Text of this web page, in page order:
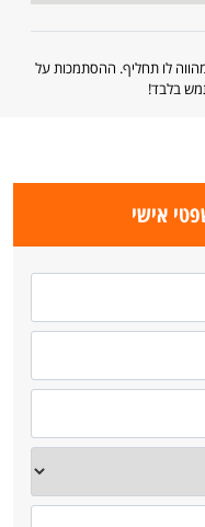
לו תחליף. ההסתמכות על
בלבד!
אישי